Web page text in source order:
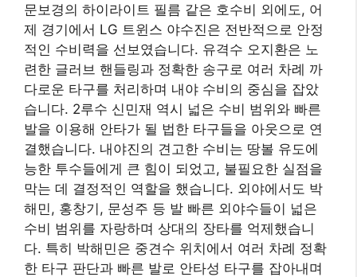
문보경의 하이라이트 필름 같은 호수비 외에도, 어
제 경기에서 LG 트윈스 야수진은 전반적으로 안정
적인 수비력을 선보였습니다. 유격수 오지환은 노
련한 글러브 핸들링과 정확한 송구로 여러 차례 까
다로운 타구를 처리하며 내야 수비의 중심을 잡았
습니다. 2루수 신민재 역시 넓은 수비 범위와 빠른
발을 이용해 안타가 될 법한 타구들을 아웃으로 연
결했습니다. 내야진의 견고한 수비는 땅볼 유도에
능한 투수들에게 큰 힘이 되었고, 불필요한 실점을
막는 데 결정적인 역할을 했습니다. 외야에서도 박
해민, 홍창기, 문성주 등 발 빠른 외야수들이 넓은
수비 범위를 자랑하며 상대의 장타를 억제했습니
다. 특히 박해민은 중견수 위치에서 여러 차례 정확
한 타구 판단과 빠른 발로 안타성 타구를 잡아내며